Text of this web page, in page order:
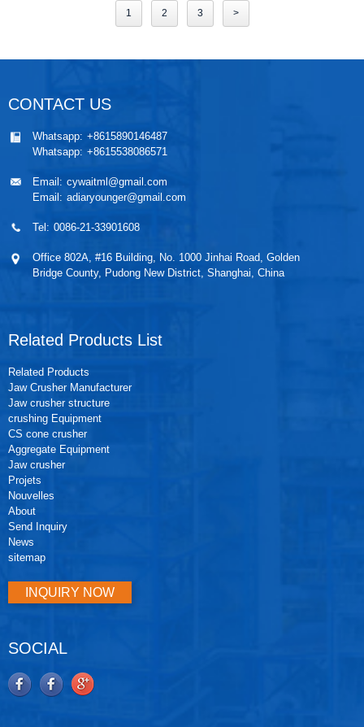
1 2 3 >
CONTACT US
Whatsapp: +8615890146487
Whatsapp: +8615538086571
Email: cywaitml@gmail.com
Email: adiaryounger@gmail.com
Tel: 0086-21-33901608
Office 802A, #16 Building, No. 1000 Jinhai Road, Golden
Bridge County, Pudong New District, Shanghai, China
Related Products List
Related Products
Jaw Crusher Manufacturer
Jaw crusher structure
crushing Equipment
CS cone crusher
Aggregate Equipment
Jaw crusher
Projets
Nouvelles
About
Send Inquiry
News
sitemap
INQUIRY NOW
SOCIAL